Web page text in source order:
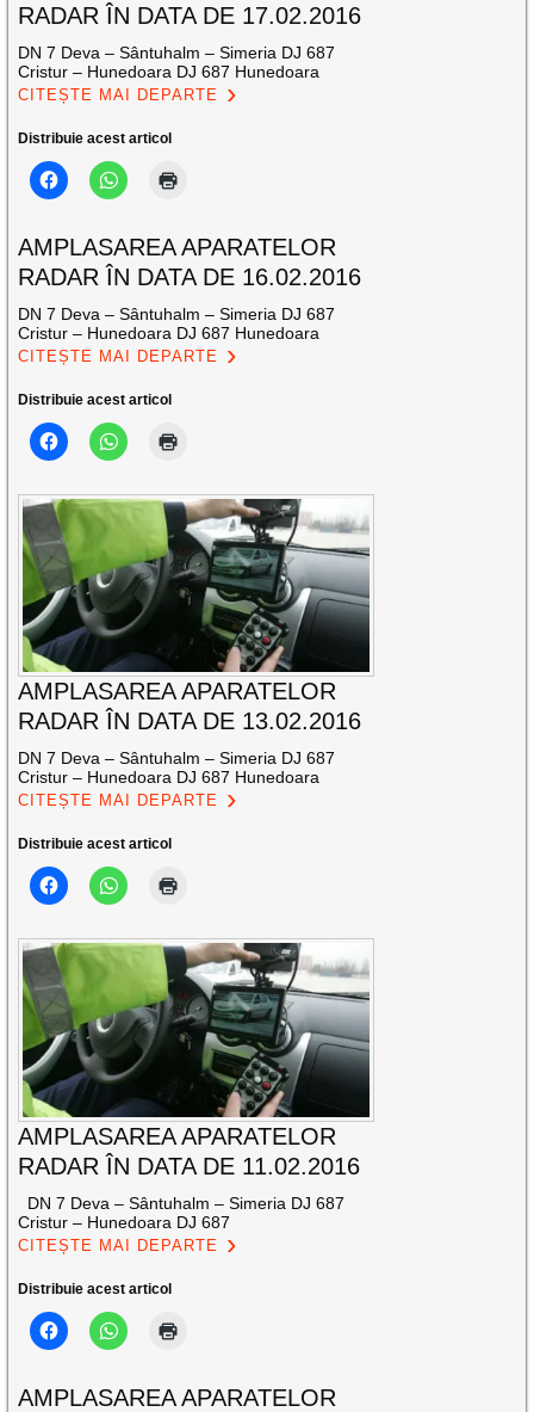
RADAR ÎN DATA DE 17.02.2016
DN 7 Deva – Sântuhalm – Simeria DJ 687
Cristur – Hunedoara DJ 687 Hunedoara
CITEȘTE MAI DEPARTE
Distribuie acest articol
AMPLASAREA APARATELOR
RADAR ÎN DATA DE 16.02.2016
DN 7 Deva – Sântuhalm – Simeria DJ 687
Cristur – Hunedoara DJ 687 Hunedoara
CITEȘTE MAI DEPARTE
Distribuie acest articol
AMPLASAREA APARATELOR
RADAR ÎN DATA DE 13.02.2016
DN 7 Deva – Sântuhalm – Simeria DJ 687
Cristur – Hunedoara DJ 687 Hunedoara
CITEȘTE MAI DEPARTE
Distribuie acest articol
AMPLASAREA APARATELOR
RADAR ÎN DATA DE 11.02.2016
DN 7 Deva – Sântuhalm – Simeria DJ 687
Cristur – Hunedoara DJ 687
CITEȘTE MAI DEPARTE
Distribuie acest articol
AMPLASAREA APARATELOR